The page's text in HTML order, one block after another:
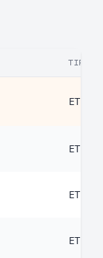
TIPO
ETF
ETF
ETF
ETF